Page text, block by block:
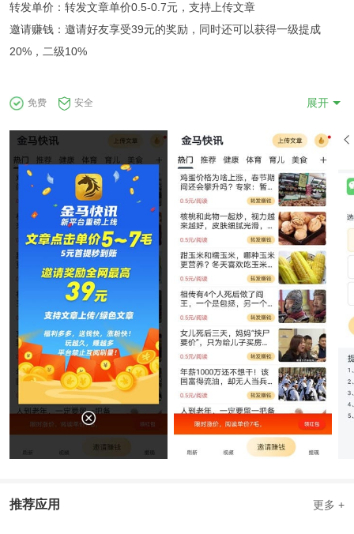
转发单价：转发文章单价0.5-0.7元，支持上传文章
邀请赚钱：邀请好友享受39元的奖励，同时还可以获得一级提成
20%，二级10%
提现要求：
免费 安全 展开
推荐应用 更多 +